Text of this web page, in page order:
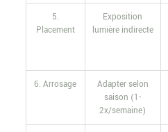
5.
Placement
Exposition
lumière indirecte
6. Arrosage
Adapter selon
saison (1-
2x/semaine)